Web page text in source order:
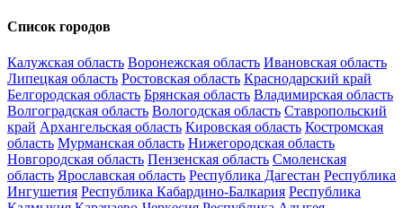
Список городов
Калужская область Воронежская область Ивановская область
Липецкая область Ростовская область Краснодарский край
Белгородская область Брянская область Владимирская область
Волгоградская область Вологодская область Ставропольский
край Архангельская область Кировская область Костромская
область Мурманская область Нижегородская область
Новгородская область Пензенская область Смоленская
область Ярославская область Республика Дагестан Республика
Ингушетия Республика Кабардино-Балкария Республика